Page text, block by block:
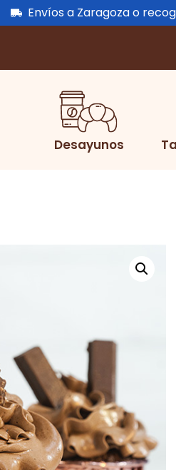
Envíos a Zaragoza o
Desayunos